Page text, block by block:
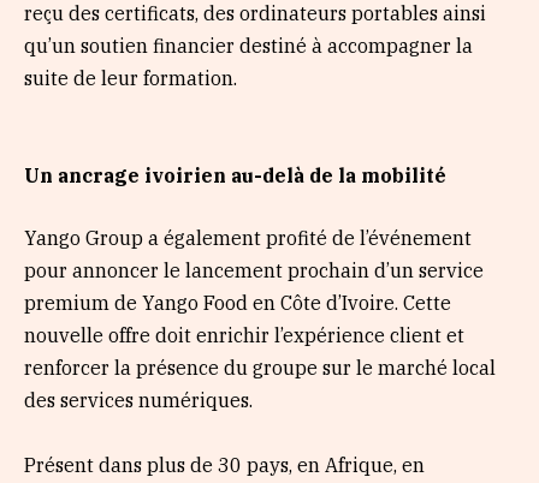
reçu des certificats, des ordinateurs portables ainsi
qu’un soutien financier destiné à accompagner la
suite de leur formation.
Un ancrage ivoirien au-delà de la mobilité
Yango Group a également profité de l’événement
pour annoncer le lancement prochain d’un service
premium de Yango Food en Côte d’Ivoire. Cette
nouvelle offre doit enrichir l’expérience client et
renforcer la présence du groupe sur le marché local
des services numériques.
Présent dans plus de 30 pays, en Afrique, en